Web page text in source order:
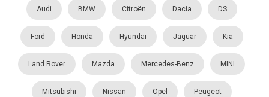
Audi BMW Citroën Dacia DS
Ford Honda Hyundai Jaguar Kia
Land Rover Mazda Mercedes-Benz MINI
Mitsubishi Nissan Opel Peugeot